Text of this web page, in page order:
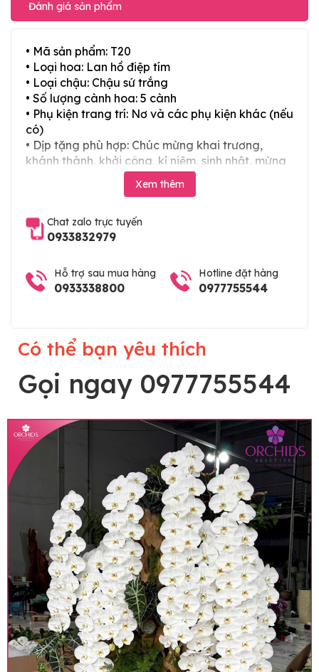
Đánh giá sản phẩm
• Mã sản phẩm: T20
• Loại hoa: Lan hồ điệp tím
• Loại chậu: Chậu sứ trắng
• Số lượng cành hoa: 5 cành
• Phụ kiện trang trí: Nơ và các phụ kiện khác (nếu
có)
• Dịp tặng phù hợp: Chúc mừng khai trương,
khánh thành, khởi công, kỉ niệm, sinh nhật, mừng
thọ, mừng cưới, tân gia và các ngày lễ tết trong
Lưu ý trước khi đặt hàng
• Về cây hoa: Một chậu hoa lan hồ điệp đẹp và
hoàn chỉnh sẽ được phối ghép từ nhiều cây hoa
và tạo dáng hoàn toàn thủ công nên có thể sẽ
khác nhau đôi chút giữa sản phẩm thực tế và
trên hình. Cây hoa lan còn phụ thuộc theo mùa
Xem thêm
Chat zalo trực tuyến
0933832979
Hỗ trợ sau mua hàng
0933338800
Hotline đặt hàng
0977755544
Có thể bạn yêu thích
Gọi ngay 0977755544